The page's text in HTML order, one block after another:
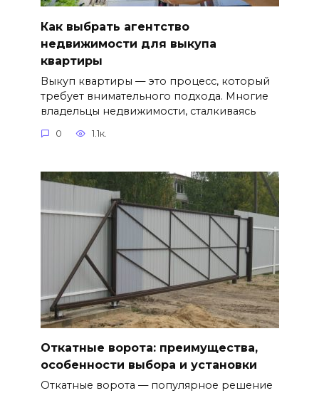
Как выбрать агентство
недвижимости для выкупа
квартиры
Выкуп квартиры — это процесс, который
требует внимательного подхода. Многие
владельцы недвижимости, сталкиваясь
0 1.1к.
Откатные ворота: преимущества,
особенности выбора и установки
Откатные ворота — популярное решение